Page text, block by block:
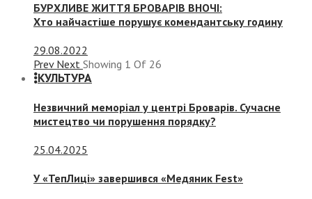
БУРХЛИВЕ ЖИТТЯ БРОВАРІВ ВНОЧІ:
Хто найчастіше порушує комендантську годину
29.08.2022
Prev Next Showing 1 Of 26
КУЛЬТУРА
Незвичний меморіал у центрі Броварів. Сучасне
мистецтво чи порушення порядку?
25.04.2025
У «ТепЛиці» завершився «Медяник Fest»